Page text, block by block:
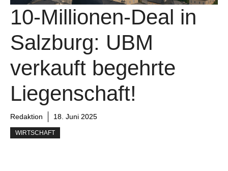
10-Millionen-Deal in
Salzburg: UBM
verkauft begehrte
Liegenschaft!
Redaktion 18. Juni 2025
WIRTSCHAFT